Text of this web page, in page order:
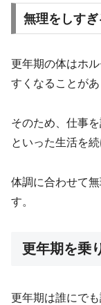
無理をしすぎ
更年期の体はホ
すくなることがあ
そのため、仕事
といった生活を
体調に合わせて
す。
更年期を乗
更年期は誰にでも